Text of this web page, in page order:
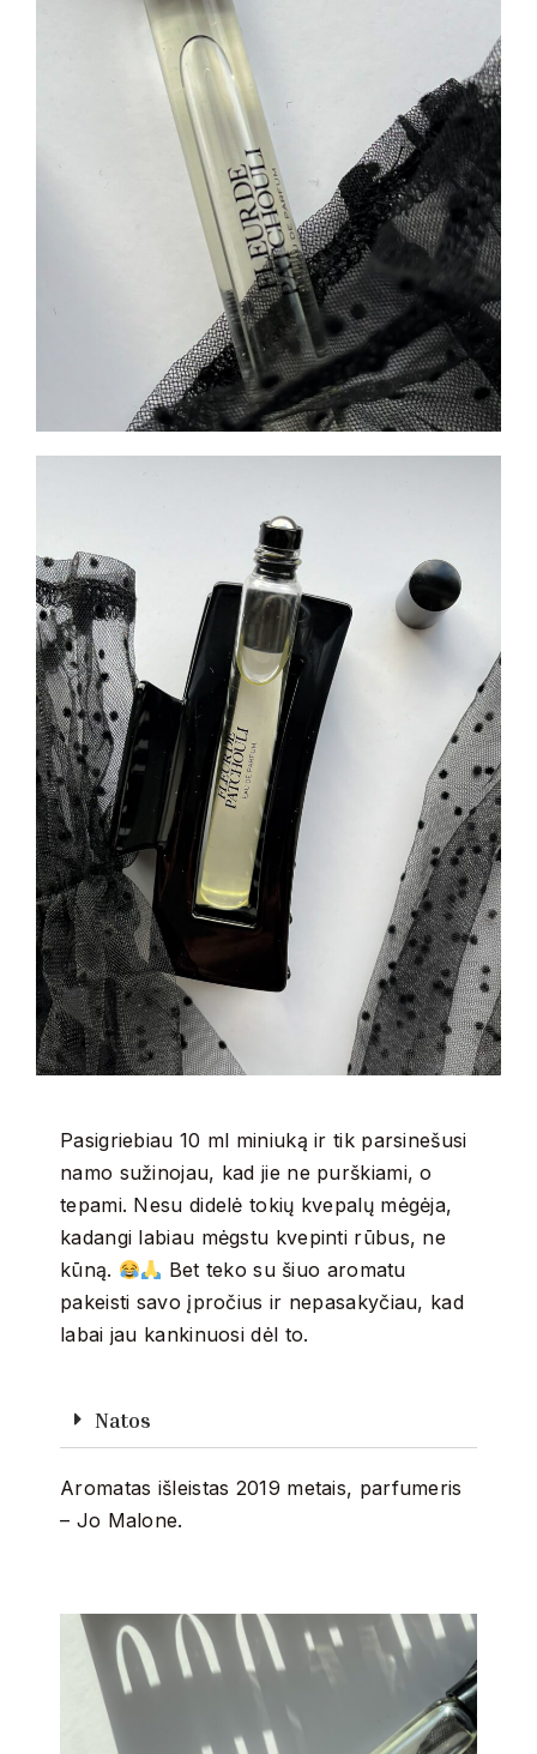
Pasigriebiau 10 ml miniuką ir tik parsinešusi
namo sužinojau, kad jie ne purškiami, o
tepami. Nesu didelė tokių kvepalų mėgėja,
kadangi labiau mėgstu kvepinti rūbus, ne
kūną.
Bet teko su šiuo aromatu
pakeisti savo įpročius ir nepasakyčiau, kad
labai jau kankinuosi dėl to.
Natos
Aromatas išleistas 2019 metais, parfumeris
– Jo Malone.